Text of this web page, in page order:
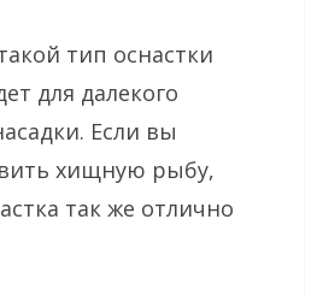
тип оснастки
для далекого
Если вы
хищную рыбу,
так же отлично